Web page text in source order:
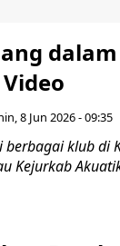
8 Jun 2026 - 09:35
klub di
Kejurkab